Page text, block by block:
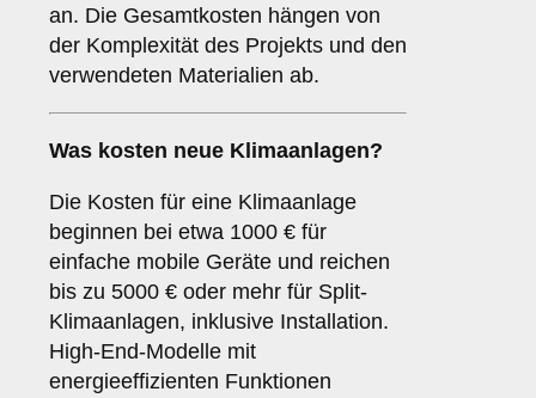
an. Die Gesamtkosten hängen von
der Komplexität des Projekts und den
verwendeten Materialien ab.
Was kosten neue Klimaanlagen?
Die Kosten für eine Klimaanlage
beginnen bei etwa 1000 € für
einfache mobile Geräte und reichen
bis zu 5000 € oder mehr für Split-
Klimaanlagen, inklusive Installation.
High-End-Modelle mit
energieeffizienten Funktionen